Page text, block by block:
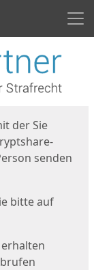
der Sie
senden
bitte auf